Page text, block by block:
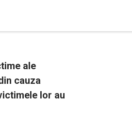
ale
cauza
lor au